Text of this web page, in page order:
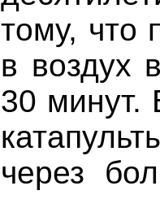
тому, что
в воздух
30 минут.
через